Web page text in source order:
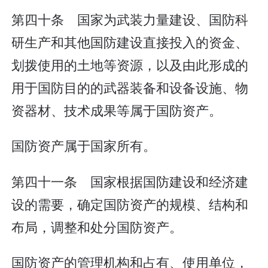
第四十条 国家为武装力量建设、国防科
研生产和其他国防建设直接投入的资金、
划拨使用的土地等资源，以及由此形成的
用于国防目的的武器装备和设备设施、物
资器材、技术成果等属于国防资产。
国防资产属于国家所有。
第四十一条 国家根据国防建设和经济建
设的需要，确定国防资产的规模、结构和
布局，调整和处分国防资产。
国防资产的管理机构和占有、使用单位，